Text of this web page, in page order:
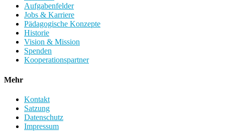
Aufgabenfelder
Jobs & Karriere
Pädagogische Konzepte
Historie
Vision & Mission
Spenden
Kooperationspartner
Mehr
Kontakt
Satzung
Datenschutz
Impressum